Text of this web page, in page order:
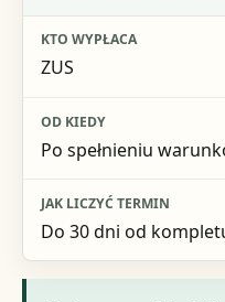
ZUS
Po spełnieniu
Do 30 dni od